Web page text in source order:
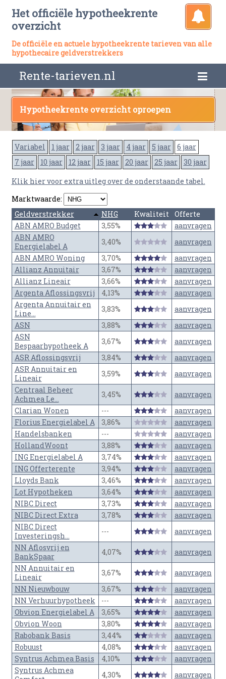
Het officiële hypotheekrente
overzicht
De officiële en actuele hypotheekrente tarieven van alle
hypothecaire geldverstrekkers
Rente-tarieven.nl
Hypotheekrente overzicht oproepen
Variabel 1 jaar 2 jaar 3 jaar 4 jaar 5 jaar
6 jaar
7 jaar
10 jaar 12 jaar 15 jaar 20 jaar 25 jaar
30 jaar
Klik hier voor extra uitleg over de onderstaande tabel.
Marktwaarde:
Geldverstrekker
NHG Kwaliteit
Offerte
ABN AMRO Budget
3,55%
aanvragen
ABN AMRO
Energielabel A
3,40%
aanvragen
ABN AMRO Woning
3,70%
aanvragen
Allianz Annuitair
3,67%
aanvragen
Allianz Lineair
3,66%
aanvragen
Argenta Aflossingsvrij
4,13%
aanvragen
Argenta Annuitair en
Line...
3,83%
aanvragen
ASN
3,88%
aanvragen
ASN
Bespaarhypotheek A
3,67%
aanvragen
ASR Aflossingsvrij
3,84%
aanvragen
ASR Annuitair en
Lineair
3,59%
aanvragen
Centraal Beheer
Achmea Le...
3,45%
aanvragen
Clarian Wonen
---
aanvragen
Florius Energielabel A
3,86%
aanvragen
Handelsbanken
---
aanvragen
HollandWoont
3,88%
aanvragen
ING Energielabel A
3,74%
aanvragen
ING Offerterente
3,94%
aanvragen
Lloyds Bank
3,46%
aanvragen
Lot Hypotheken
3,64%
aanvragen
NIBC Direct
3,73%
aanvragen
NIBC Direct Extra
3,78%
aanvragen
NIBC Direct
Investeringsh...
---
aanvragen
NN Aflosvrij en
BankSpaar
4,07%
aanvragen
NN Annuitair en
Lineair
3,67%
aanvragen
NN Nieuwbouw
3,67%
aanvragen
NN Verhuurhypotheek
---
aanvragen
Obvion Energielabel A
3,65%
aanvragen
Obvion Woon
3,80%
aanvragen
Rabobank Basis
3,44%
aanvragen
Robuust
4,08%
aanvragen
Syntrus Achmea Basis
4,10%
aanvragen
Syntrus Achmea
4,30% aanvragen